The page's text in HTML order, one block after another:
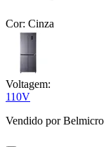
Cor: Cinza
Voltagem:
110V
Vendido porBelmicro